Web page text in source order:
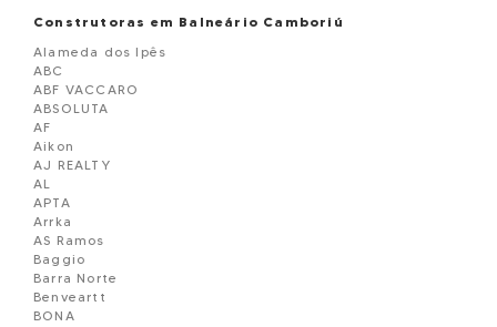
Blue Ocean Residence em Balneário Camborií
BOSQUE BELCANTO
BOURBON DE FRANCE
BRAVA GOLD
Brisas do Mar Edificio
CADORE
CALLA D VOLPI RESIDENCE EM BALNEARIO CAMBORIU
Camboriú Business Center em Balneário Cam
Camellia Sinensis em Balneário Camboriú
Cartagena Residence em Balneário Camboriú
Cartier Residence em Balneário Camboriú
Casa geminada á venda Balneário Camboriú
Celebration Residence em Balneário Camboriú
Charmant Residence em Balneário Camboriú
Chãteau Montmartre em Balneário Camboriú
Cidade Jardim em Balneário Camboriú
Construtoras em Balneário Camboriú
Alameda dos Ipês
ABC
ABF VACCARO
ABSOLUTA
AF
Aikon
AJ REALTY
AL
APTA
Arrka
AS Ramos
Baggio
Barra Norte
Benveartt
BONA